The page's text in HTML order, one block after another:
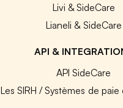
Livi & SideCare
Lianeli & SideCare
API &
API SideCare
Les SIRH / Systèmes de